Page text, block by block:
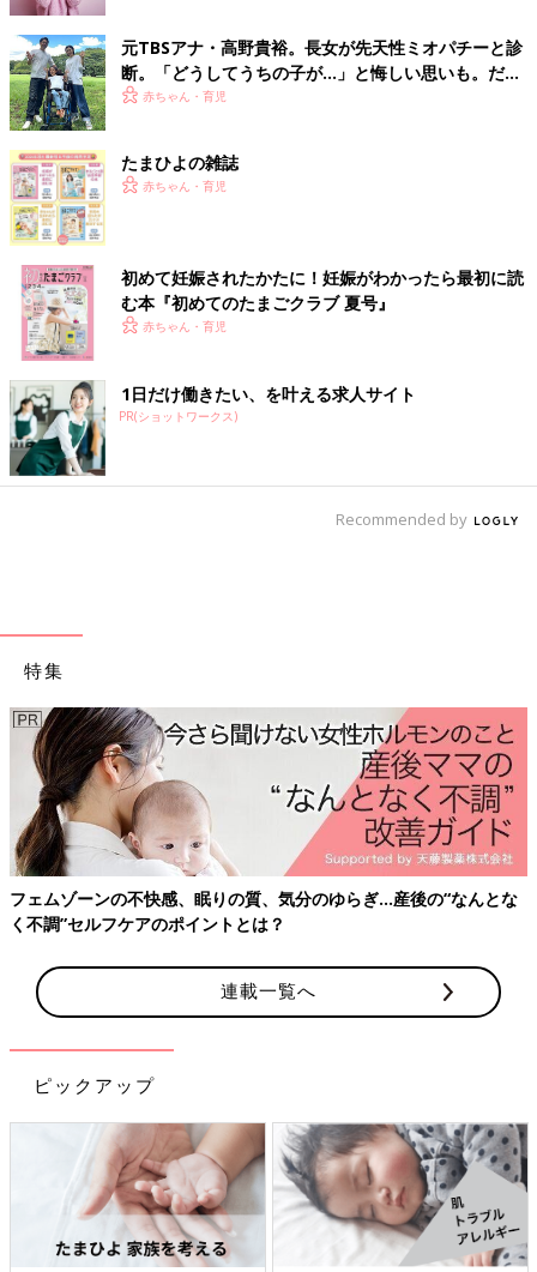
クドナルド（一部実施していない店舗あり）に設置された、赤い
えます。
元TBSアナ・高野貴裕。長女が先天性ミオパチーと診
断。「どうしてうちの子が…」と悔しい思いも。だか
らこそ、娘との時間を全力で楽しみたい
赤ちゃん・育児
たまひよの雑誌
赤ちゃん・育児
初めて妊娠されたかたに！妊娠がわかったら最初に読
む本『初めてのたまごクラブ 夏号』
赤ちゃん・育児
1日だけ働きたい、を叶える求人サイト
PR(ショットワークス)
Recommended by
特集
、眠りの質、気分のゆらぎ…産後の“なんとな
イントとは？
妊娠中や産後に増え
まずは、知ることか
連載一覧へ
ピックアップ